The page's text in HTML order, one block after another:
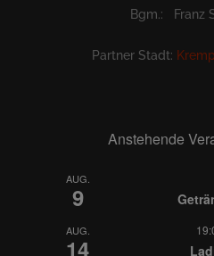
Bgm.: Franz
Partner Stadt:
Anstehende
AUG.
9
AUG.
14